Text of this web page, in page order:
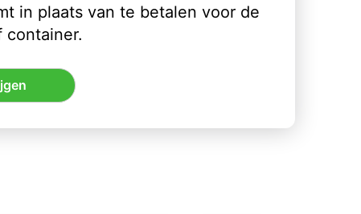
in plaats van te betalen voor de
container.